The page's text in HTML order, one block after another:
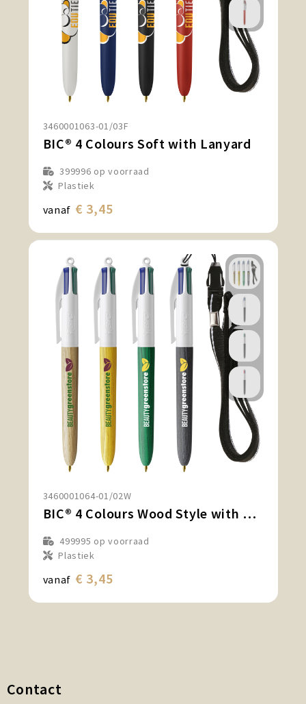
3460001063-01/03F
BIC® 4 Colours Soft with Lanyard
399996 op voorraad
Plastiek
vanaf € 3,45
3460001064-01/02W
BIC® 4 Colours Wood Style with Lanyard
499995 op voorraad
Plastiek
vanaf € 3,45
Contact